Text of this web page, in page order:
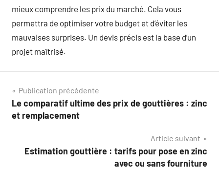
mieux comprendre les prix du marché. Cela vous
permettra de optimiser votre budget et d’éviter les
mauvaises surprises. Un devis précis est la base d’un
projet maîtrisé.
Navigation
de
Publication précédente
Le comparatif ultime des prix de gouttières : zinc
et remplacement
Article suivant
Estimation gouttière : tarifs pour pose en zinc
avec ou sans fourniture